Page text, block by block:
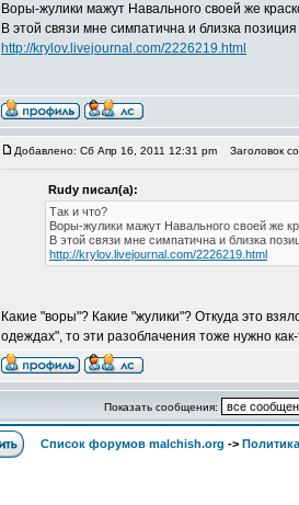
Воры-жулики мажут Навального своей же
В этой связи мне симпатична и близка
http://krylov.livejournal.com/2226219.html
Добавлено: Сб Апр 16, 2011 12:31 pm Заголовок
Rudy писал(а):
Так и что?
Воры-жулики мажут Навального своей же
В этой связи мне симпатична и близка
http://krylov.livejournal.com/2226219.html
Какие "воры"? Какие "жулики"? Откуда это
одеждах", то эти разоблачения тоже нужно
Показать сообщения:
Список форумов malchish.org ->